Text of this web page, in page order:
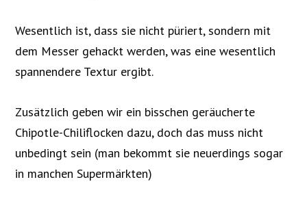
Wesentlich ist, dass sie nicht püriert, sondern mit
dem Messer gehackt werden, was eine wesentlich
spannendere Textur ergibt.
Zusätzlich geben wir ein bisschen geräucherte
Chipotle-Chiliflocken dazu, doch das muss nicht
unbedingt sein (man bekommt sie neuerdings sogar
in manchen Supermärkten)